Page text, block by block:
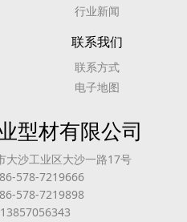
行业新闻
联系我们
联系方式
电子地图
型材有限公司
大沙工业区大沙一路17号
578-7219666
578-7219898